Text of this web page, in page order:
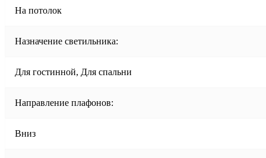
На потолок
Назначение светильника:
Для гостинной, Для спальни
Направление плафонов:
Вниз